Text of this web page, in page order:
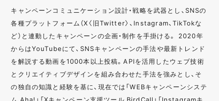
キャンペーンコミュニケーション設計・戦略を武器とし、SNSの
各種プラットフォーム（X〈旧Twitter〉、Instagram、TikTokな
ど）と連動したキャンペーンの企画・制作を手掛ける。 2020年
からはYouTubeにて、SNSキャンペーンの手法や最新トレンド
を解説する動画を1000本以上投稿。APIを活用したウェブ技術
とクリエイティブデザインを組み合わせた手法を強みとし、そ
の独自の知識と経験を基に、現在では「WEBキャンペーンシステ
ム Aha!」「Xキャンペーン支援ツール BirdCall」「Instagramキ